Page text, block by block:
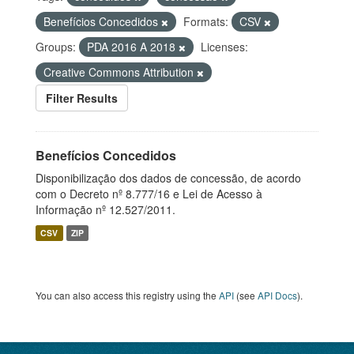
Benefícios Concedidos
Formats:
CSV
Groups:
PDA 2016 A 2018
Licenses:
Creative Commons Attribution
Filter Results
Benefícios Concedidos
Disponibilização dos dados de concessão, de acordo
com o Decreto nº 8.777/16 e Lei de Acesso à
Informação nº 12.527/2011.
CSV ZIP
You can also access this registry using the API (see API Docs).